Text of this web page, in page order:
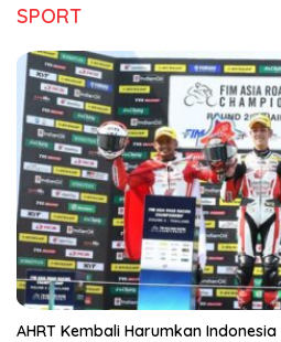
SPORT
AHRT Kembali Harumkan Indonesia